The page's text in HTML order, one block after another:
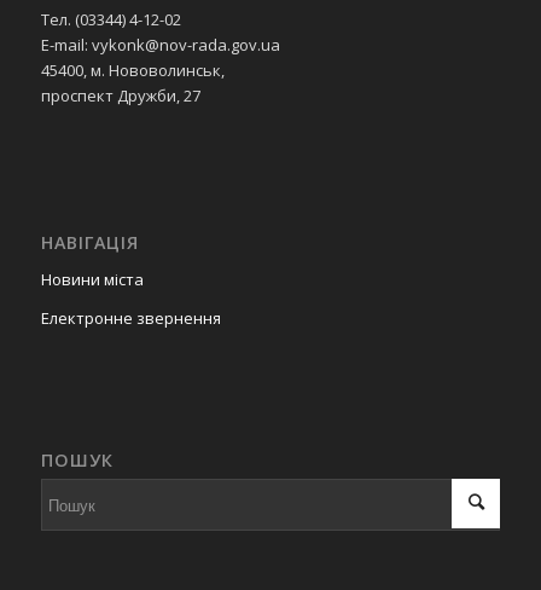
Тел. (03344) 4-12-02
E-mail: vykonk@nov-rada.gov.ua
45400, м. Нововолинськ,
проспект Дружби, 27
НАВІГАЦІЯ
Новини міста
Електронне звернення
ПОШУК